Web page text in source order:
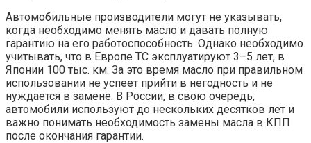
Автомобильные производители могут не указывать,
когда необходимо менять масло и давать полную
гарантию на его работоспособность. Однако необходимо
учитывать, что в Европе ТС эксплуатируют 3–5 лет, в
Японии 100 тыс. км. За это время масло при правильном
использовании не успеет прийти в негодность и не
нуждается в замене. В России, в свою очередь,
автомобили используют до нескольких десятков лет и
важно понимать необходимость замены масла в КПП
после окончания гарантии.